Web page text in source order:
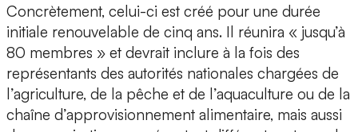
Concrètement, celui-ci est créé pour une durée
initiale renouvelable de cinq ans. Il réunira « jusqu’à
80 membres » et devrait inclure à la fois des
représentants des autorités nationales chargées de
l’agriculture, de la pêche et de l’aquaculture ou de la
chaîne d’approvisionnement alimentaire, mais aussi